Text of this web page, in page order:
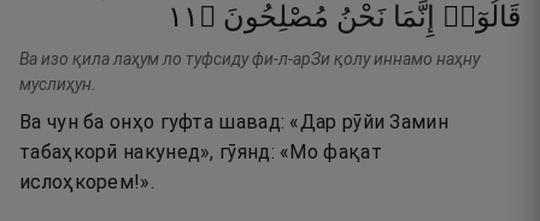
قَالُوٓا۟ إِنَّمَا نَحْنُ مُصْلِحُونَ ۝ ١١
Ва изо қила лаҳум ло туфсиду фи-л-арЗи қолу иннамо наҳну
муслиҳун.
Ва чун ба онҳо гуфта шавад: «Дар рӯйи Замин
табаҳкорӣ накунед», гӯянд: «Мо фақат
ислоҳкорем!».